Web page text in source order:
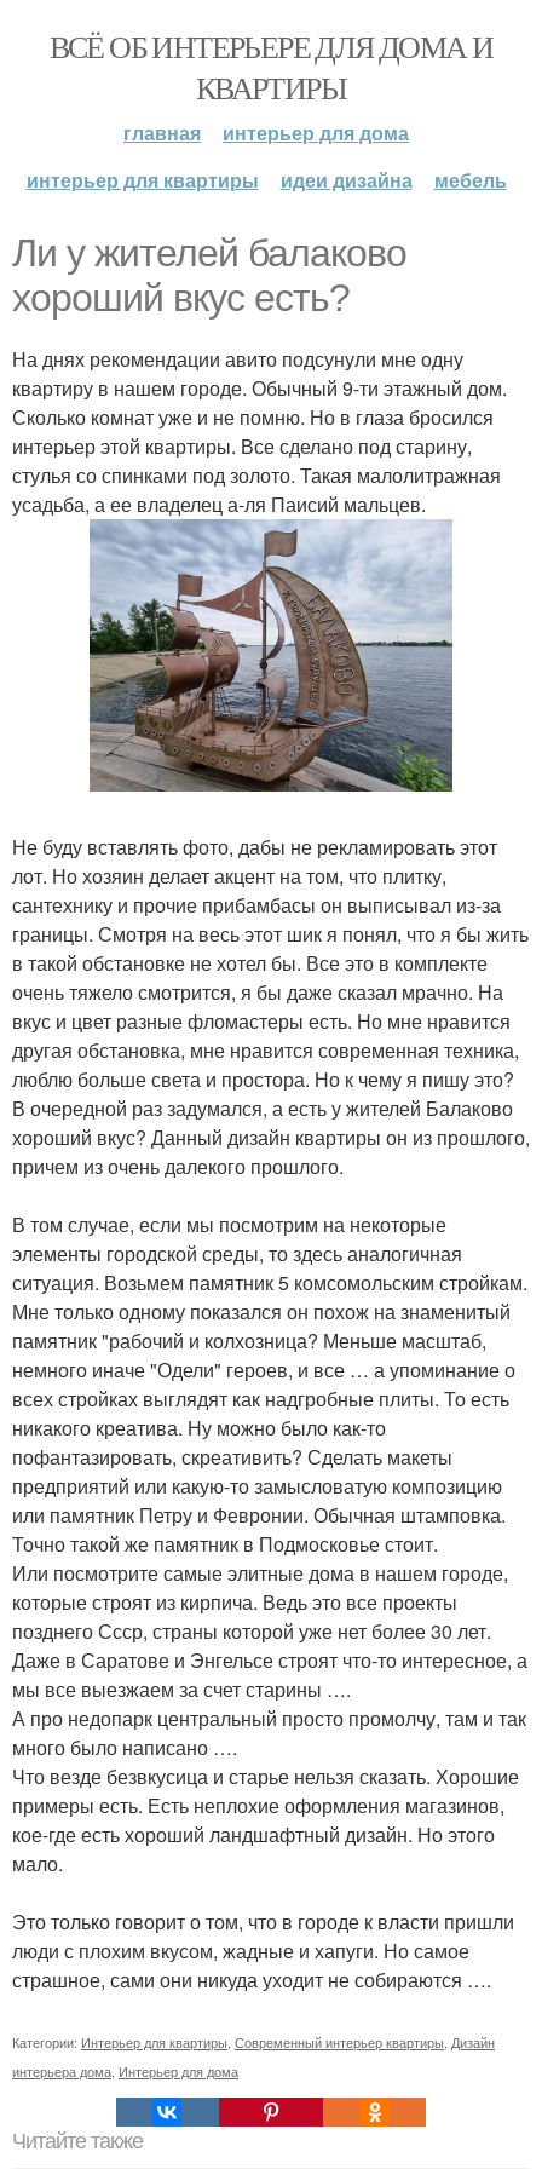
ВСЁ ОБ ИНТЕРЬЕРЕ ДЛЯ ДОМА И
КВАРТИРЫ
главная
интерьер для дома
интерьер для квартиры
идеи дизайна мебель
Ли у жителей балаково
хороший вкус есть?
На днях рекомендации авито подсунули мне одну
квартиру в нашем городе. Обычный 9-ти этажный дом.
Сколько комнат уже и не помню. Но в глаза бросился
интерьер этой квартиры. Все сделано под старину,
стулья со спинками под золото. Такая малолитражная
усадьба, а ее владелец а-ля Паисий мальцев.
Не буду вставлять фото, дабы не рекламировать этот
лот. Но хозяин делает акцент на том, что плитку,
сантехнику и прочие прибамбасы он выписывал из-за
границы. Смотря на весь этот шик я понял, что я бы жить
в такой обстановке не хотел бы. Все это в комплекте
очень тяжело смотрится, я бы даже сказал мрачно. На
вкус и цвет разные фломастеры есть. Но мне нравится
другая обстановка, мне нравится современная техника,
люблю больше света и простора. Но к чему я пишу это?
В очередной раз задумался, а есть у жителей Балаково
хороший вкус? Данный дизайн квартиры он из прошлого,
причем из очень далекого прошлого.
В том случае, если мы посмотрим на некоторые
элементы городской среды, то здесь аналогичная
ситуация. Возьмем памятник 5 комсомольским стройкам.
Мне только одному показался он похож на знаменитый
памятник "рабочий и колхозница? Меньше масштаб,
немного иначе "Одели" героев, и все … а упоминание о
всех стройках выглядят как надгробные плиты. То есть
никакого креатива. Ну можно было как-то
пофантазировать, скреативить? Сделать макеты
предприятий или какую-то замысловатую композицию
или памятник Петру и Февронии. Обычная штамповка.
Точно такой же памятник в Подмосковье стоит.
Или посмотрите самые элитные дома в нашем городе,
которые строят из кирпича. Ведь это все проекты
позднего Ссср, страны которой уже нет более 30 лет.
Даже в Саратове и Энгельсе строят что-то интересное, а
мы все выезжаем за счет старины ….
А про недопарк центральный просто промолчу, там и так
много было написано ….
Что везде безвкусица и старье нельзя сказать. Хорошие
примеры есть. Есть неплохие оформления магазинов,
кое-где есть хороший ландшафтный дизайн. Но этого
мало.
Это только говорит о том, что в городе к власти пришли
люди с плохим вкусом, жадные и хапуги. Но самое
страшное, сами они никуда уходит не собираются ….
Категории: Интерьер для квартиры Современный интерьер квартиры Дизайн
интерьера дома Интерьер для дома
Читайте также